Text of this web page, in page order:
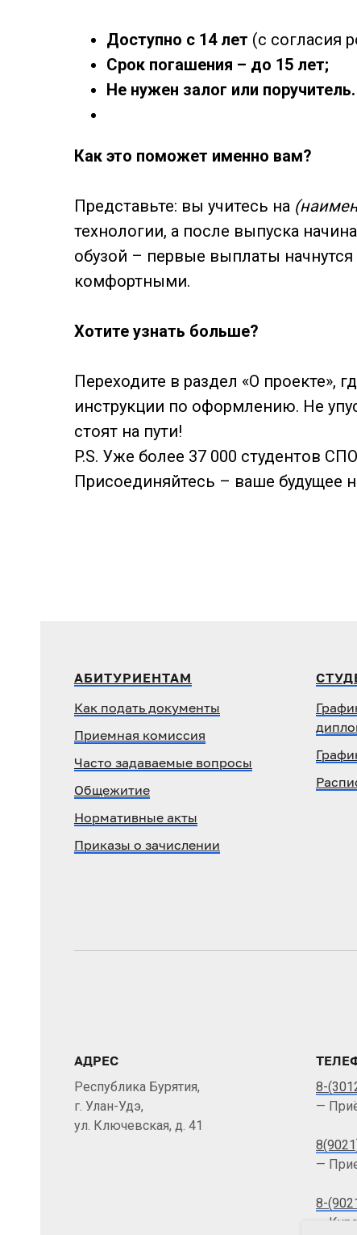
Доступно с 14 лет (с согласия
Срок погашения – до 15 лет;
Не нужен залог или поручитель.
Как это поможет именно вам?
Представьте: вы учитесь на
технологии, а после выпуска
обузой – первые выплаты начнутся
комфортными.
Хотите узнать больше?
Переходите в раздел «О проекте»,
инструкции по оформлению. Не
стоят на пути!
P.S. Уже более 37 000 студентов
Присоединяйтесь – ваше будущее
АБИТУРИЕНТАМ
Как подать документы
Приемная комиссия
Часто задаваемые вопросы
Общежитие
Нормативные акты
Приказы о зачислении
АДРЕС
Республика Бурятия,
г. Улан-Удэ,
ул. Ключевская, д. 41
8-
—
—
8-
—